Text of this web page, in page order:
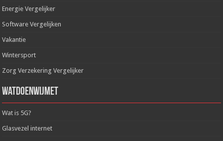
Energie Vergelijker
Software Vergelijken
Vakantie
Wintersport
Zorg Verzekering Vergelijker
WatDoenWijMet
Wat is 5G?
Glasvezel internet